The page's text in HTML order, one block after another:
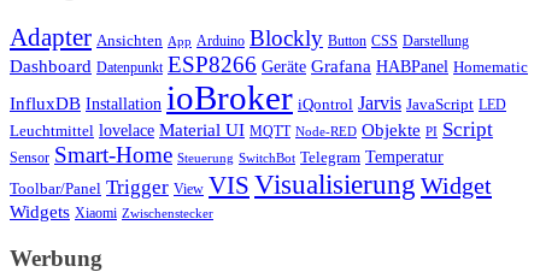
Adapter Ansichten App Arduino Blockly Button CSS Darstellung
Dashboard Datenpunkt ESP8266 Geräte Grafana HABPanel Homematic
InfluxDB Installation ioBroker iQontrol Jarvis JavaScript LED
Leuchtmittel lovelace Material UI MQTT Node-RED Objekte PI Script
Sensor Smart-Home Steuerung SwitchBot Telegram Temperatur
Toolbar/Panel Trigger View VIS Visualisierung Widget
Widgets Xiaomi Zwischenstecker
Werbung